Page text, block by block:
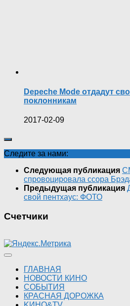
Depeche Mode отдадут
поклонникам
2017-02-09
Следите за нами:
Следующая публикация
спровоцировала ссора
Предыдущая публикация
свой пентхаус: ФОТО
Счетчики
ГЛАВНАЯ
НОВОСТИ КИНО
СОБЫТИЯ
КРАСНАЯ ДОРОЖКА